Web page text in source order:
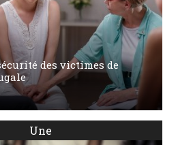
des victimes de
Une